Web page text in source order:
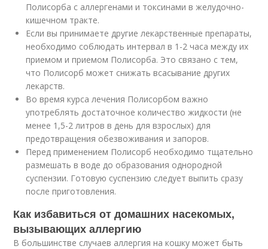
Полисорба с аллергенами и токсинами в желудочно-
кишечном тракте.
Если вы принимаете другие лекарственные препараты,
необходимо соблюдать интервал в 1-2 часа между их
приемом и приемом Полисорба. Это связано с тем,
что Полисорб может снижать всасывание других
лекарств.
Во время курса лечения Полисорбом важно
употреблять достаточное количество жидкости (не
менее 1,5-2 литров в день для взрослых) для
предотвращения обезвоживания и запоров.
Перед применением Полисорб необходимо тщательно
размешать в воде до образования однородной
суспензии. Готовую суспензию следует выпить сразу
после приготовления.
Как избавиться от домашних насекомых,
вызывающих аллергию
В большинстве случаев аллергия на кошку может быть